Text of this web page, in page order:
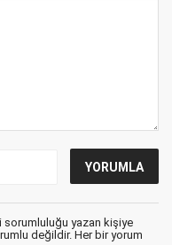
sorumluluğu yazan kişiye
değildir. Her bir yorum